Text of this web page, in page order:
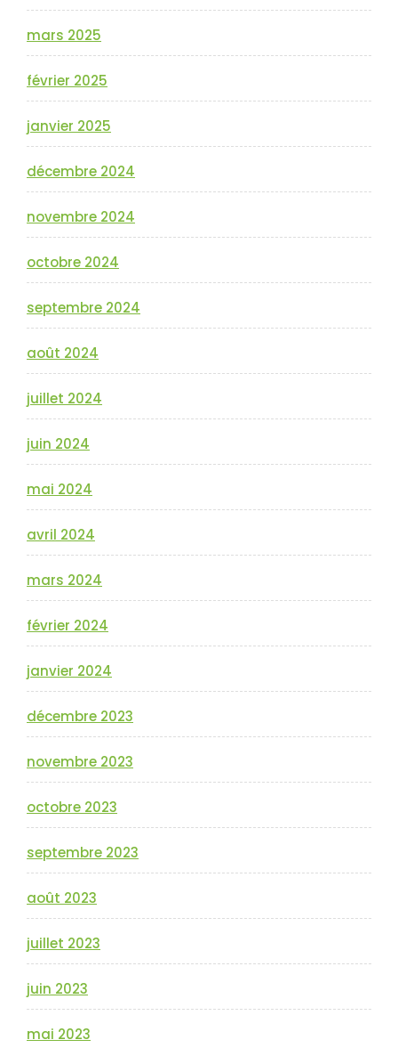
mars 2025
février 2025
janvier 2025
décembre 2024
novembre 2024
octobre 2024
septembre 2024
août 2024
juillet 2024
juin 2024
mai 2024
avril 2024
mars 2024
février 2024
janvier 2024
décembre 2023
novembre 2023
octobre 2023
septembre 2023
août 2023
juillet 2023
juin 2023
mai 2023